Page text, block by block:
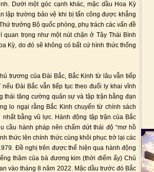
Dưới một góc cạnh khác, mặc dầu Hoa Kỳ
lập trường bảo vệ khi bị tấn công được khẳng
trưởng Bộ quốc phòng, phụ trách các vấn đề
trọng như một nút chận ở Tây Thái Bình
Kỳ, do đó sẽ không có bất cứ hình thức thống
trương của Đài Bắc, Bắc Kinh từ lâu vẫn tiếp
Đài Bắc vẫn tiếp tục theo đuổi ly khai vĩnh
thái tăng cường quân sự và tập trận bằng đạn
lo ngại rằng Bắc Kinh chuyển từ chính sách
bằng vũ lực. Hành động tập trận của Bắc
cầu hành pháp nên chấm dứt thái độ “mơ hồ
thức lên chính thức cùng khôi phục trở lại các
Đề nghị trên được thể hiện qua hành động
thăm của bà đương kim (thời điểm ấy) Chủ
vào tháng 8 năm 2022. Mặc dầu trước đó Bắc